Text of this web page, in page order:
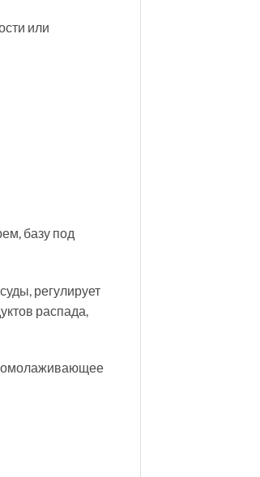
или
базу под
регулирует
распада,
омолаживающее